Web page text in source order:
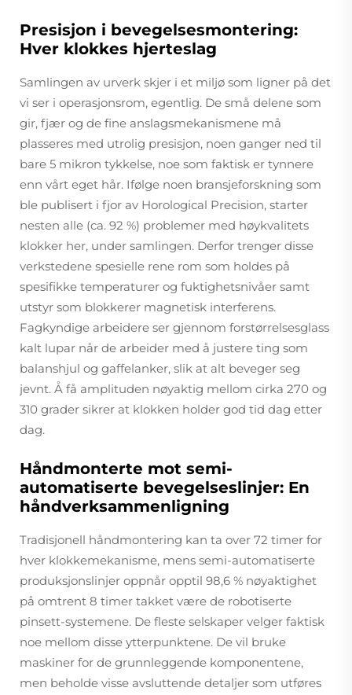
Presisjon i bevegelsesmontering:
Hver klokkes hjerteslag
Samlingen av urverk skjer i et miljø som ligner på det
vi ser i operasjonsrom, egentlig. De små delene som
gir, fjær og de fine anslagsmekanismene må
plasseres med utrolig presisjon, noen ganger ned til
bare 5 mikron tykkelse, noe som faktisk er tynnere
enn vårt eget hår. Ifølge noen bransjeforskning som
ble publisert i fjor av Horological Precision, starter
nesten alle (ca. 92 %) problemer med høykvalitets
klokker her, under samlingen. Derfor trenger disse
verkstedene spesielle rene rom som holdes på
spesifikke temperaturer og fuktighetsnivåer samt
utstyr som blokkerer magnetisk interferens.
Fagkyndige arbeidere ser gjennom forstørrelsesglass
kalt lupar når de arbeider med å justere ting som
balanshjul og gaffelanker, slik at alt beveger seg
jevnt. Å få amplituden nøyaktig mellom cirka 270 og
310 grader sikrer at klokken holder god tid dag etter
dag.
Håndmonterte mot semi-
automatiserte bevegelseslinjer: En
håndverksammenligning
Tradisjonell håndmontering kan ta over 72 timer for
hver klokkemekanisme, mens semi-automatiserte
produksjonslinjer oppnår opptil 98,6 % nøyaktighet
på omtrent 8 timer takket være de robotiserte
pinsett-systemene. De fleste selskaper velger faktisk
noe mellom disse ytterpunktene. De vil bruke
maskiner for de grunnleggende komponentene,
men beholde visse avsluttende detaljer som utføres